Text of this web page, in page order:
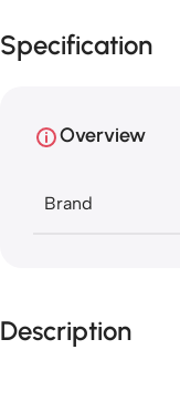
Specification
Overview
Brand
Description